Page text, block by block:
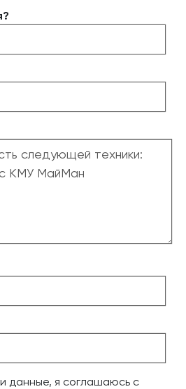
данные, я соглашаюсь с